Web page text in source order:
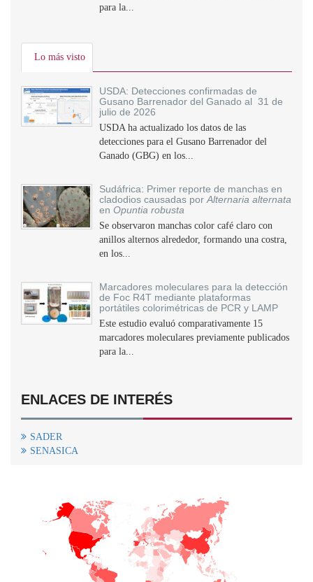
para la...
Lo más visto
USDA: Detecciones confirmadas de
Gusano Barrenador del Ganado al 31 de
julio de 2026
USDA ha actualizado los datos de las
detecciones para el Gusano Barrenador del
Ganado (GBG) en los...
Sudáfrica: Primer reporte de manchas en
cladodios causadas por Alternaria alternata
en Opuntia robusta
Se observaron manchas color café claro con
anillos alternos alrededor, formando una costra,
en los...
Marcadores moleculares para la detección
de Foc R4T mediante plataformas
portátiles colorimétricas de PCR y LAMP
Este estudio evaluó comparativamente 15
marcadores moleculares previamente publicados
para la...
ENLACES DE INTERÉS
SADER
SENASICA